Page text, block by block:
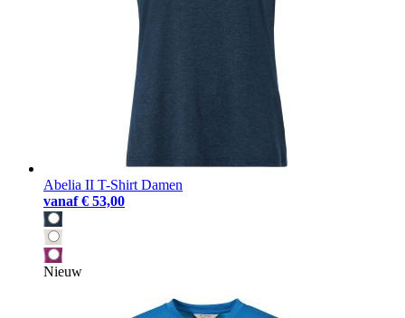
Abelia II T-Shirt Damen
vanaf € 53,00
Nieuw